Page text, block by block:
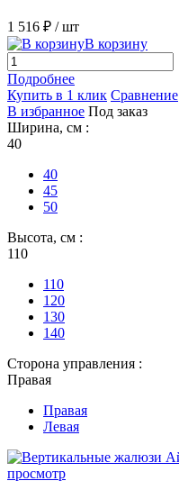
1 516 ₽ / шт
В корзину
Подробнее
Купить в 1 клик Сравнение
В избранное Под заказ
Ширина, см :
40
40
45
50
Высота, см :
110
110
120
130
140
Сторона управления :
Правая
Правая
Левая
просмотр